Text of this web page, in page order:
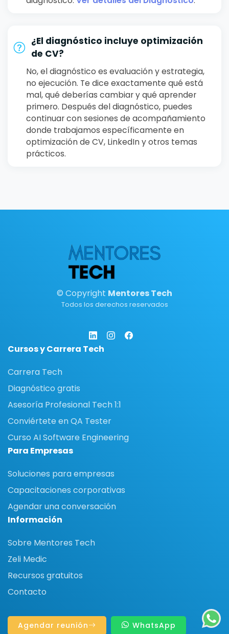
¿El diagnóstico incluye optimización
de CV?
No, el diagnóstico es evaluación y estrategia,
no ejecución. Te dice exactamente qué está
mal, qué deberías cambiar y qué aprender
primero. Después del diagnóstico, puedes
continuar con sesiones de acompañamiento
donde trabajamos específicamente en
optimización de CV, LinkedIn y otros temas
prácticos.
© Copyright Mentores Tech
Todos los derechos reservados
Cursos y Carrera Tech
Carrera Tech
Diagnóstico gratis
Asesoría Profesional Tech 1:1
Conviértete en QA Tester
Curso AI Software Engineering
Para Empresas
Soluciones para empresas
Capacitaciones corporativas
Agendar una conversación
Información
Sobre Mentores Tech
Zeli Medic
Recursos gratuitos
Contacto
Agendar reunión WhatsApp